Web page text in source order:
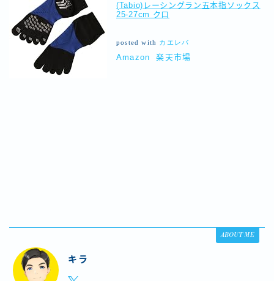
(Tabio)レーシングラン五本指ソックス
25-27cm クロ
posted with カエレバ
Amazon 楽天市場
ABOUT ME
キラ